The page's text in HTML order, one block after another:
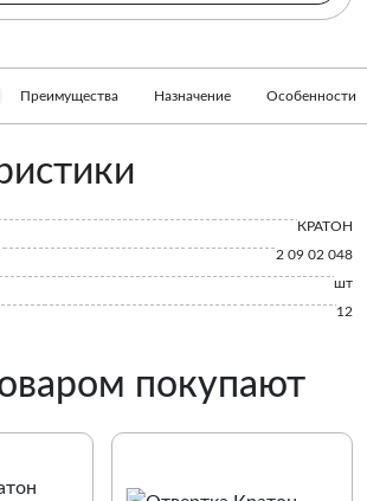
Преимущества Назначение Особенности
КРАТОН
2 09 02 048
шт
12
покупают